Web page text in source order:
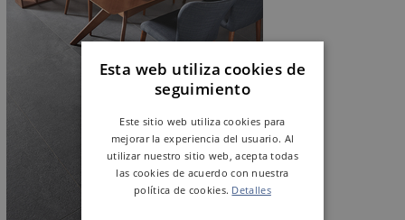
Esta web utiliza cookies de
seguimiento
Este sitio web utiliza cookies para
mejorar la experiencia del usuario. Al
utilizar nuestro sitio web, acepta todas
las cookies de acuerdo con nuestra
política de cookies. Detalles